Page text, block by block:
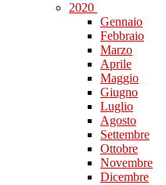
2020
Gennaio
Febbraio
Marzo
Aprile
Maggio
Giugno
Luglio
Agosto
Settembre
Ottobre
Novembre
Dicembre